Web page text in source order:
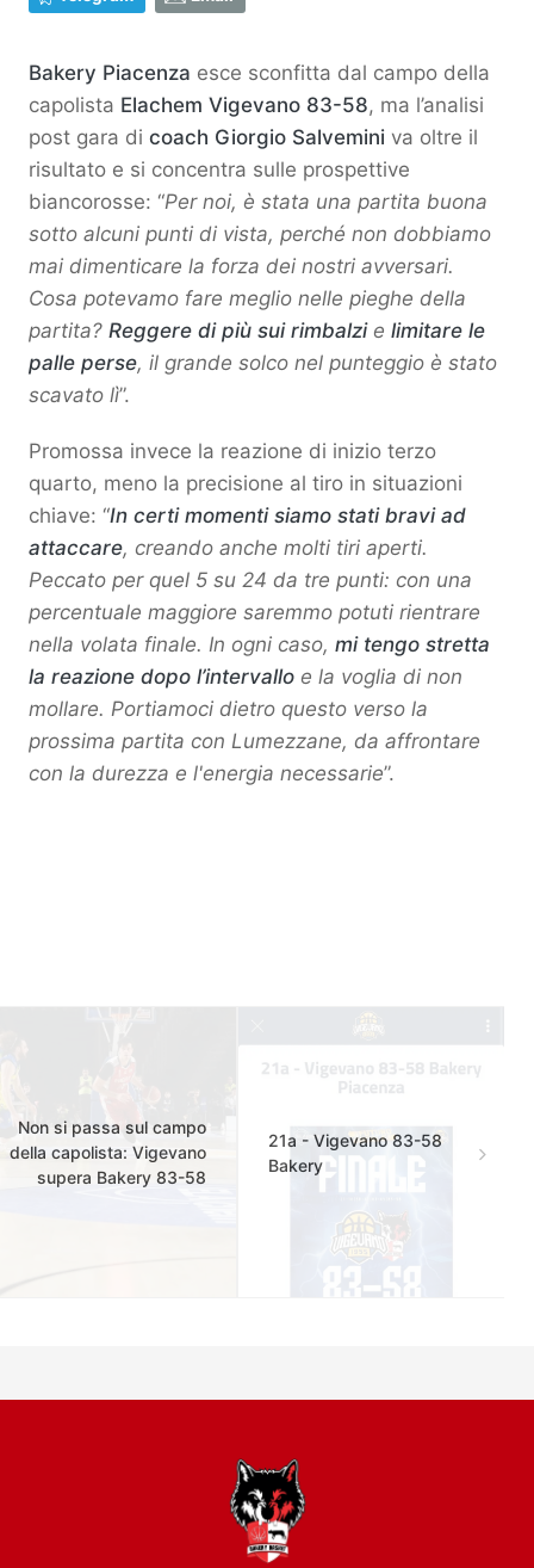
Bakery Piacenza esce sconfitta dal campo della
capolista Elachem Vigevano 83-58, ma l’analisi
post gara di coach Giorgio Salvemini va oltre il
risultato e si concentra sulle prospettive
biancorosse: “Per noi, è stata una partita buona
sotto alcuni punti di vista, perché non dobbiamo
mai dimenticare la forza dei nostri avversari.
Cosa potevamo fare meglio nelle pieghe della
partita? Reggere di più sui rimbalzie limitare le
palle perse, il grande solco nel punteggio è stato
scavato lì”.
Promossa invece la reazione di inizio terzo
quarto, meno la precisione al tiro in situazioni
chiave: “In certi momenti siamo stati bravi ad
attaccare, creando anche molti tiri aperti.
Peccato per quel 5 su 24 da tre punti: con una
percentuale maggiore saremmo potuti rientrare
nella volata finale. In ogni caso, mi tengo stretta
la reazione dopo l’intervallo e la voglia di non
mollare. Portiamoci dietro questo verso la
prossima partita con Lumezzane, da affrontare
con la durezza e l'energia necessarie”.
Non si passa sul campo
della capolista: Vigevano
supera Bakery 83-58
21a - Vigevano 83-58
Bakery